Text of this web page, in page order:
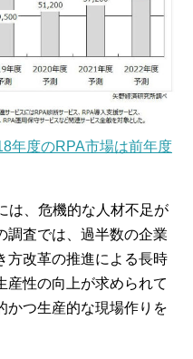
年度のRPA市場は前年度
は、危機的な人材不足が
調査では、過半数の企業
方改革の推進による長時
産性の向上が求められて
かつ生産的な現場作りを